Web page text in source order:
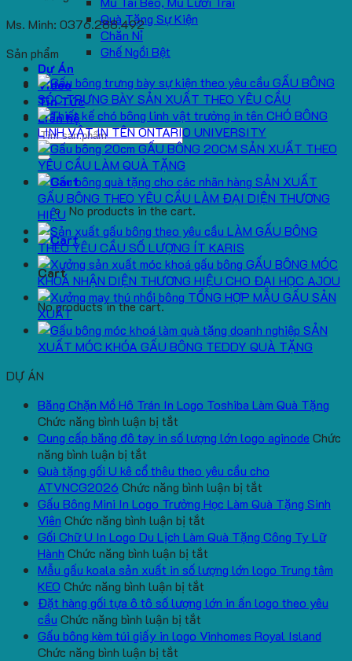
Quà Tặng Sự Kiện
Chăn Nỉ
Ghế Ngồi Bệt
Dự Án
Video
Tin Tức
Liên hệ
Search
for:
No products in the cart.
Cart
No products in the cart.
Ms. Minh: 0376.288.492
Sản phẩm
GẤU BÔNG
SÓC TRƯNG BÀY SẢN XUẤT THEO YÊU CẦU
CHÓ BÔNG
LINH VẬT IN TÊN ONTARIO UNIVERSITY
GẤU BÔNG 20CM SẢN XUẤT THEO
YÊU CẦU LÀM QUÀ TẶNG
SẢN XUẤT
GẤU BÔNG THEO YÊU CẦU LÀM ĐẠI DIỆN THƯƠNG
HIỆU
LÀM GẤU BÔNG
THEO YÊU CẦU SỐ LƯỢNG ÍT KARIS
GẤU BÔNG MÓC
KHOÁ NHẬN DIỆN THƯƠNG HIỆU CHO ĐẠI HỌC AJOU
TỔNG HỢP MẪU GẤU SẢN
XUẤT
SẢN
XUẤT MÓC KHÓA GẤU BÔNG TEDDY QUÀ TẶNG
DỰ ÁN
Băng Chặn Mồ Hô Trán In Logo Toshiba Làm Quà Tặng
Chức năng bình luận bị tắt
Băng
Mồ
Hô
Trán
In
Logo
Toshiba
Làm
Quà
Tặng
Cung cấp băng đô tay in số lượng lớn logo aginode Chức
năng bình luận bị tắt
Cung
cấp
băng
đô
tay
in
số
lượng
lớn
logo
aginode
Quà tặng gối U kê cổ thêu theo yêu cầu cho
ATVNCG2026 Chức năng bình luận bị tắt
Quà
gối
kê
thêu
yêu
Gấu Bông Mini In Logo Trường Học Làm Quà Tặng Sinh
Viên Chức năng bình luận bị tắt
Gấu
Bông
Mini
Logo
Học
Gối Chữ U In Logo Du Lịch Làm Quà Tặng Công Ty Lữ
Hành Chức năng bình luận bị tắt
Gối
U
Logo
Mẫu gấu koala sản xuất in số lượng lớn logo Trung tâm
KEO Chức năng bình luận bị tắt
Mẫu
koala
Đặt hàng gối tựa ô tô số lượng lớn in ấn logo theo yêu
cầu Chức năng bình luận bị tắt
Đặt
Gấu bông kèm túi giấy in logo Vinhomes Royal Island
Chức năng bình luận bị tắt